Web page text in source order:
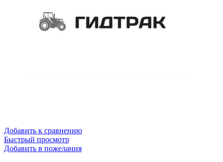
Добавить к сравнению
Быстрый просмотр
Добавить в пожелания